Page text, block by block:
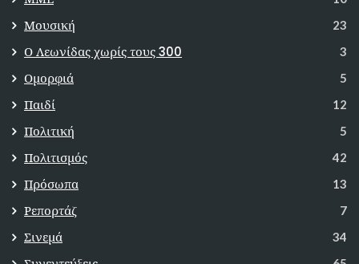
Μουσική 23
Ο Λεωνίδας χωρίς τους 300 3
Ομορφιά 5
Παιδί 12
Πολιτική 5
Πολιτισμός 42
Πρόσωπα 13
Ρεπορτάζ 7
Σινεμά 34